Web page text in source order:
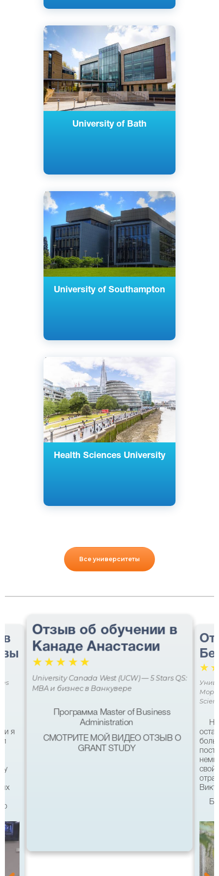
University of Bath
Английский
Бат, Великобритания
Государственный
University of Southampton
Английский
Саутгемптон, Великобритания
Государственный
Health Sciences University
Английский
Лондон, Великобритания
Государственный
Все университеты
в
я
и
в
Отзыв об обучении в
Канаде Анастасии
☆☆☆ ☆☆
University Canada West (UCW) — 5 Stars QS:
MBA и бизнес в Ванкувере
Программа Master of Business
Administration
СМОТРИТЕ МОЙ ВИДЕО ОТЗЫВ О
GRANT STUDY
☆
Мора
свой
Все